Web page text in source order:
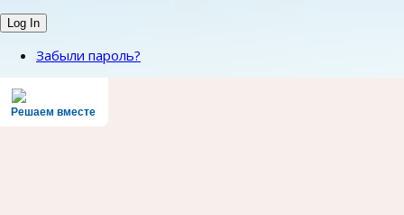
Забыли пароль?
Решаем вместе